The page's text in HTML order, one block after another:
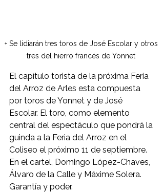
+ Se lidiarán tres toros de José Escolar y otros
tres del hierro francés de Yonnet
El capítulo torista de la próxima Feria
del Arroz de Arles esta compuesta
por toros de Yonnet y de José
Escolar. El toro, como elemento
central del espectáculo que pondrá la
guinda a la Feria del Arroz en el
Coliseo el próximo 11 de septiembre.
En el cartel, Domingo López-Chaves,
Álvaro de la Calle y Máxime Solera.
Garantía y poder.